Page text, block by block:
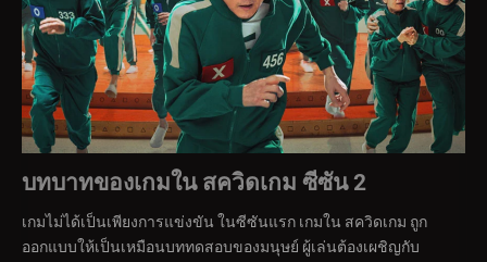
บทบาทของเกมใน สควิดเกม ซีซัน 2
เกมไม่ได้เป็นเพียงการแข่งขัน ในซีซันแรก เกมใน สควิดเกม ถูก
ออกแบบให้เป็นเหมือนบททดสอบของมนุษย์ ผู้เล่นต้องเผชิญกับ